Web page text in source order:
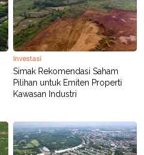
Investasi
Simak Rekomendasi Saham
Pilihan untuk Emiten Properti
Kawasan Industri